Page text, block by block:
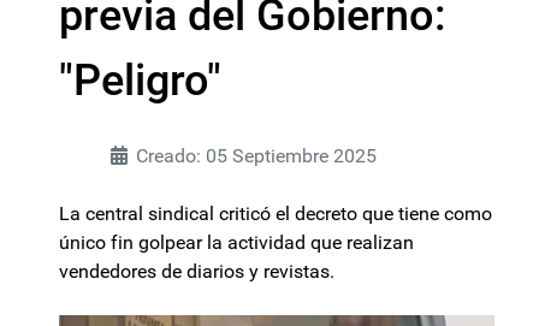
previa del Gobierno:
"Peligro"
Creado: 05 Septiembre 2025
La central sindical criticó el decreto que tiene como
único fin golpear la actividad que realizan
vendedores de diarios y revistas.